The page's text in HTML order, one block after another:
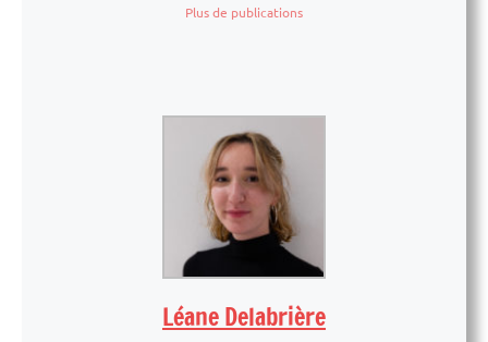
Plus de publications
Léane Delabrière